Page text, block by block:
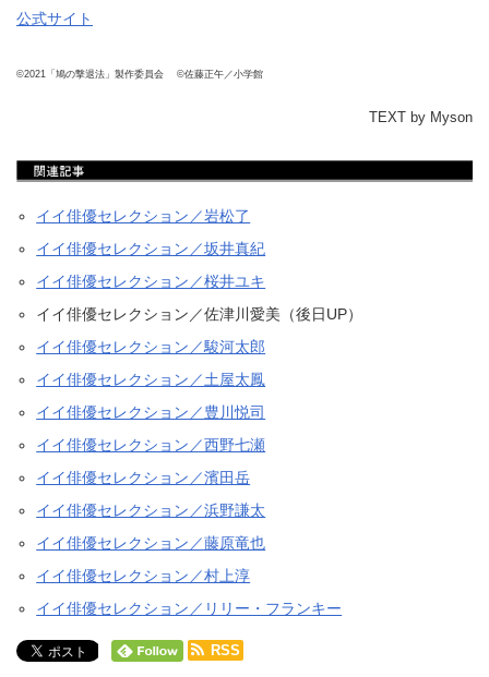
公式サイト
©2021「鳩の撃退法」製作委員会 ©佐藤正午／小学館
TEXT by Myson
イイ俳優セレクション／岩松了
イイ俳優セレクション／坂井真紀
イイ俳優セレクション／桜井ユキ
イイ俳優セレクション／佐津川愛美（後日UP）
イイ俳優セレクション／駿河太郎
イイ俳優セレクション／土屋太鳳
イイ俳優セレクション／豊川悦司
イイ俳優セレクション／西野七瀬
イイ俳優セレクション／濱田岳
イイ俳優セレクション／浜野謙太
イイ俳優セレクション／藤原竜也
イイ俳優セレクション／村上淳
イイ俳優セレクション／リリー・フランキー
RSS